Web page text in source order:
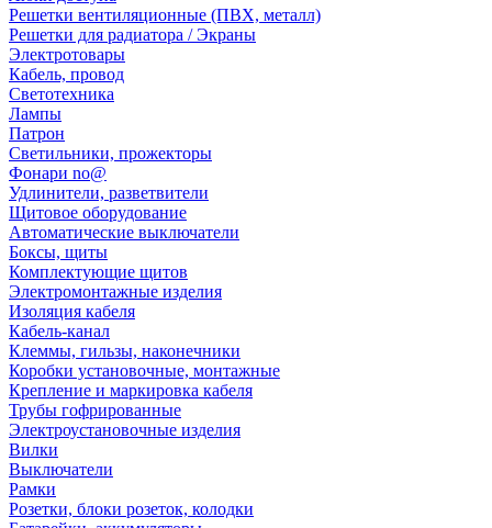
Решетки вентиляционные (ПВХ, металл)
Решетки для радиатора / Экраны
Электротовары
Кабель, провод
Светотехника
Лампы
Патрон
Светильники, прожекторы
Фонари no@
Удлинители, разветвители
Щитовое оборудование
Автоматические выключатели
Боксы, щиты
Комплектующие щитов
Электромонтажные изделия
Изоляция кабеля
Кабель-канал
Клеммы, гильзы, наконечники
Коробки установочные, монтажные
Крепление и маркировка кабеля
Трубы гофрированные
Электроустановочные изделия
Вилки
Выключатели
Рамки
Розетки, блоки розеток, колодки